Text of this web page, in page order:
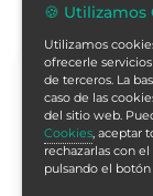
Curso
Inteligencia
la Salud
Curso
🍪
Utilizamos
ofrecerle
de terceros. La
caso de las
del sitio web.
Cookies , aceptar
rechazarlas con
pulsando el botón